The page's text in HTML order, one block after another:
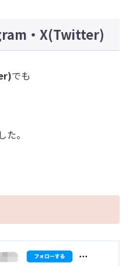
・X(Twitter)
でも
た。